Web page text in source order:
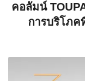
คอลัมน์
การบริโภ